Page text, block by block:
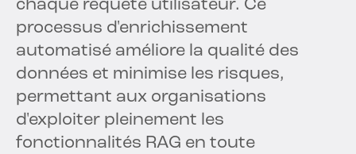
chaque requête utilisateur. Ce
processus d'enrichissement
automatisé améliore la qualité des
données et minimise les risques,
permettant aux organisations
d'exploiter pleinement les
fonctionnalités RAG en toute